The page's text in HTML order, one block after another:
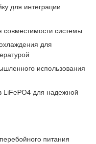
для интеграции
совместимости системы
для
использования
LiFePO4 для надежной
питания